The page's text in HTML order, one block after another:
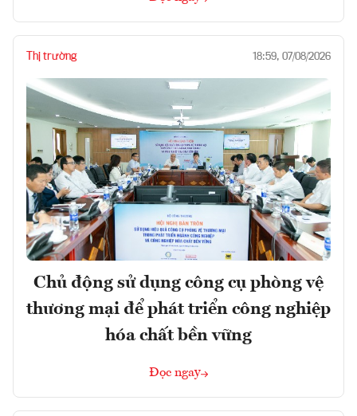
Thị trường 18:59, 07/08/2026
Chủ động sử dụng công cụ phòng vệ
thương mại để phát triển công nghiệp
hóa chất bền vững
Đọc ngay